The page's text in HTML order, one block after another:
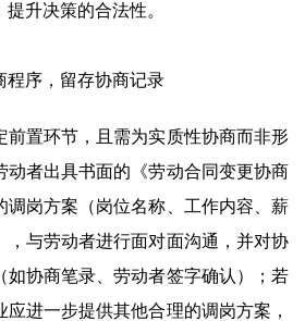
升决策的合法性。
程序，留存协商记录
前置环节，且需为实质性协商而非形
动者出具书面的《劳动合同变更协商
调岗方案（岗位名称、工作内容、薪
，与劳动者进行面对面沟通，并对协
如协商笔录、劳动者签字确认）；若
进一步提供其他合理的调岗方案，